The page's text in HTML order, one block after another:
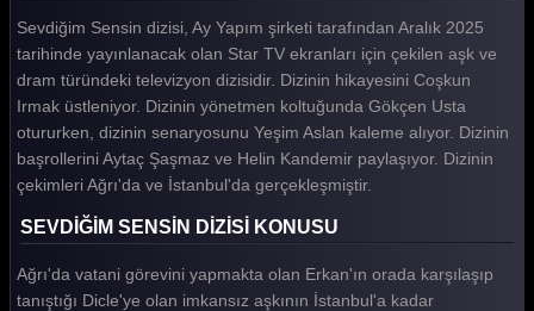
Sevdiğim Sensin 2. Bölüm
Sevdiğim Sensin 1. Bölüm
Tüm Bölümleri Göster
Sevdiğim Sensin dizisi, Ay Yapım şirketi tarafından Aralık 2025
tarihinde yayınlanacak olan Star TV ekranları için çekilen aşk ve
dram türündeki televizyon dizisidir. Dizinin hikayesini Coşkun
Irmak üstleniyor. Dizinin yönetmen koltuğunda Gökçen Usta
otururken, dizinin senaryosunu Yeşim Aslan kaleme alıyor. Dizinin
başrollerini Aytaç Şaşmaz ve Helin Kandemir paylaşıyor. Dizinin
çekimleri Ağrı'da ve İstanbul'da gerçekleşmiştir.
SEVDİĞİM SENSİN DİZİSİ KONUSU
Ağrı'da vatani görevini yapmakta olan Erkan'ın orada karşılaşıp
tanıştığı Dicle'ye olan imkansız aşkının İstanbul'a kadar